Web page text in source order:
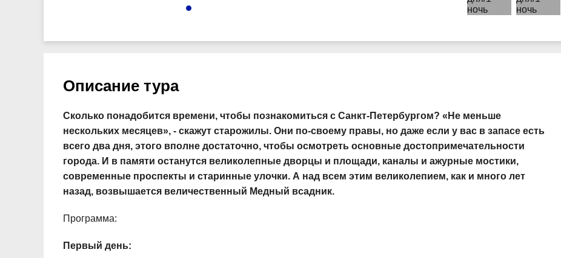
Описание тура
Сколько понадобится времени, чтобы познакомиться с Санкт-Петербургом? «Не меньше
нескольких месяцев», - скажут старожилы. Они по-своему правы, но даже если у вас в запасе есть
всего два дня, этого вполне достаточно, чтобы осмотреть основные достопримечательности
города. И в памяти останутся великолепные дворцы и площади, каналы и ажурные мостики,
современные проспекты и старинные улочки. А над всем этим великолепием, как и много лет
назад, возвышается величественный Медный всадник.
Программа:
Первый день: